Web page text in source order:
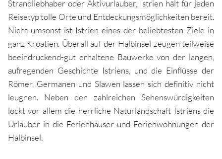
Strandliebhaber oder Aktivurlauber, Istrien hält für jeden
Reisetyp tolle Orte und Entdeckungsmöglichkeiten bereit.
Nicht umsonst ist Istrien eines der beliebtesten Ziele in
ganz Kroatien. Überall auf der Halbinsel zeugen teilweise
beeindruckend-gut erhaltene Bauwerke von der langen,
aufregenden Geschichte Istriens, und die Einflüsse der
Römer, Germanen und Slawen lassen sich definitiv nicht
leugnen. Neben den zahlreichen Sehenswürdigkeiten
lockt vor allem die herrliche Naturlandschaft Istriens die
Urlauber in die Ferienhäuser und Ferienwohnungen der
Halbinsel.